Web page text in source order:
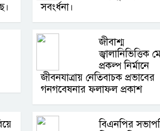
সবংর্ধনা।
জীবাশ্ম
জ্বালানিভিত্তিক
প্রকল্প নির্মানে
জীবনযাত্রায় নেতিবাচক প্রভাবের
গনগবেষনার ফলাফল প্রকাশ
বিএনপির